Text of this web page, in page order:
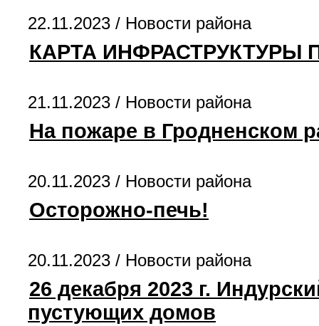
22.11.2023 / Новости района
КАРТА ИНФРАСТРУКТУРЫ
21.11.2023 / Новости района
На пожаре в Гродненском
20.11.2023 / Новости района
Осторожно-печь!
20.11.2023 / Новости района
26 декабря 2023 г.
пустующих домов